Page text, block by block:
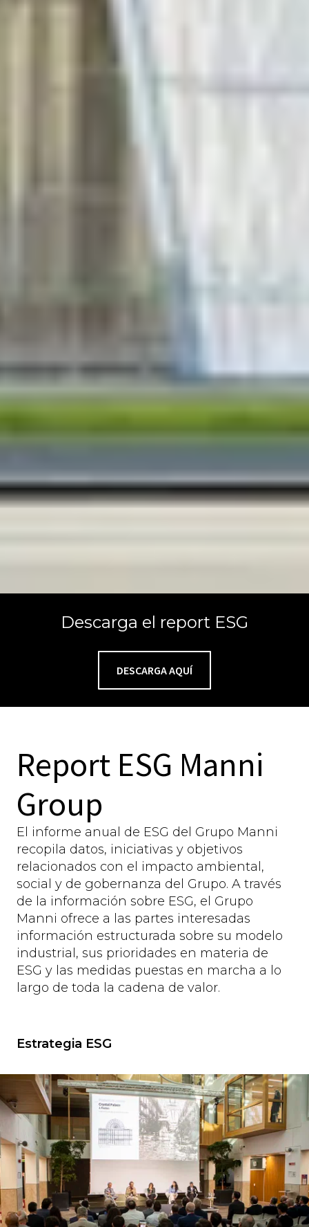
Descarga el report ESG
DESCARGA AQUÍ
Report ESG Manni
Group
El informe anual de ESG del Grupo Manni
recopila datos, iniciativas y objetivos
relacionados con el impacto ambiental,
social y de gobernanza del Grupo. A través
de la información sobre ESG, el Grupo
Manni ofrece a las partes interesadas
información estructurada sobre su modelo
industrial, sus prioridades en materia de
ESG y las medidas puestas en marcha a lo
largo de toda la cadena de valor.
Estrategia ESG